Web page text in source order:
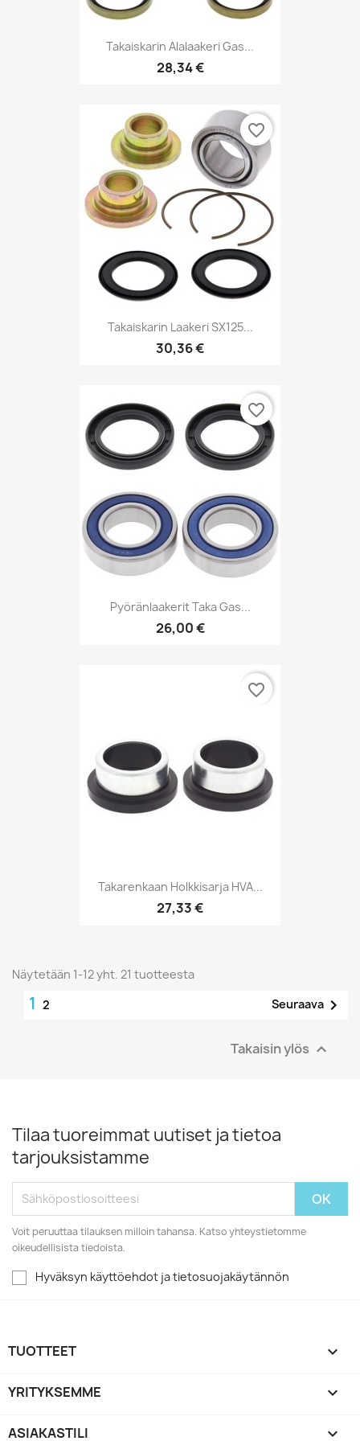
Takaiskarin Alalaakeri Gas...
28,34 €
Takaiskarin Laakeri SX125...
30,36 €
favorite_border
Pyöränlaakerit Taka Gas...
26,00 €
favorite_border
Takarenkaan Holkkisarja HVA...
27,33 €
favorite_border
Näytetään 1-12 yht. 21 tuotteesta
1 2 Seuraava 
Takaisin ylös 
Tilaa tuoreimmat uutiset ja tietoa
tarjouksistamme
Voit peruuttaa tilauksen milloin tahansa. Katso yhteystietomme
oikeudellisista tiedoista.
Hyväksyn käyttöehdot ja tietosuojakäytännön
TUOTTEET 
YRITYKSEMME 
ASIAKASTILI 